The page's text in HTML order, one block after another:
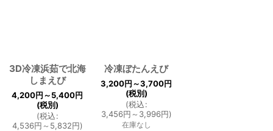
並び順:
絞り込む
3D冷凍浜茹で北海
しまえび
4,200円～5,400円
(税別)
(税込:
4,536円 ～5,832円)
冷凍ぼたんえび
3,200円～3,700円
(税別)
(税込:
3,456円 ～3,996円)
在庫なし